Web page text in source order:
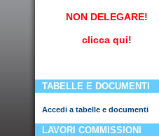
NON DELEGARE!
clicca qui!
TABELLE E DOCUMENTI
Accedi a tabelle e documenti
LAVORI COMMISSIONI